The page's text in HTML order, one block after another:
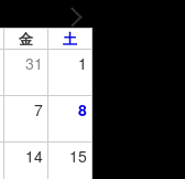
金 土
31 1
7 8
14 15